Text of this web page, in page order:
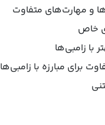
با زامبی‌ها
برای مبارزه با زامبی‌ها